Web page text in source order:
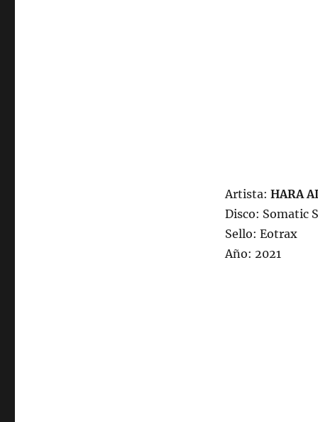
Artista: HARA
Disco: Somatic
Sello: Eotrax
Año: 2021